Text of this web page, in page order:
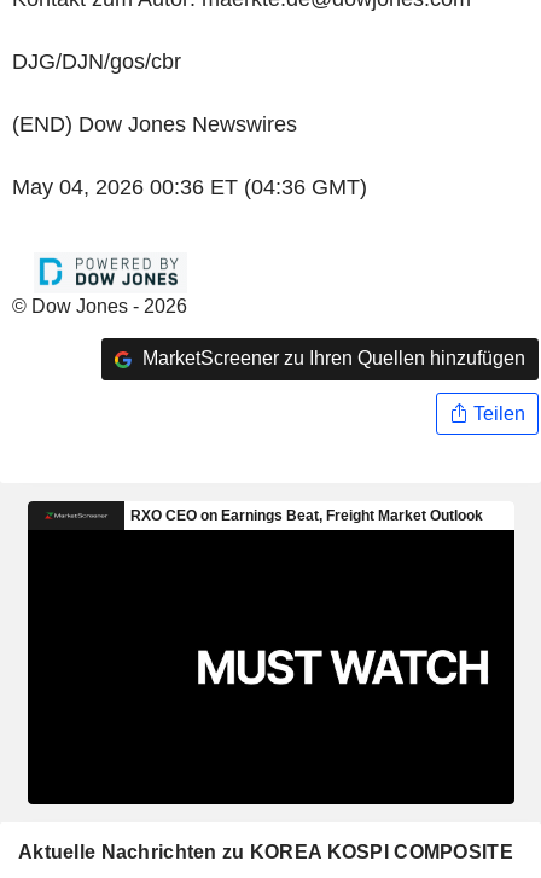
DJG/DJN/gos/cbr
(END) Dow Jones Newswires
May 04, 2026 00:36 ET (04:36 GMT)
© Dow Jones - 2026
MarketScreener zu Ihren Quellen hinzufügen
Teilen
Aktuelle Nachrichten zu KOREA KOSPI COMPOSITE